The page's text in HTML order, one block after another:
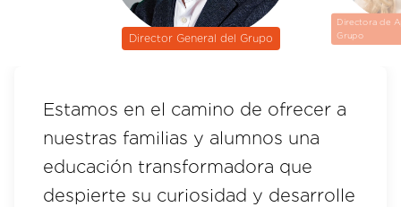
Director General del Grupo
Directora de
Grupo
Estamos en el camino de ofrecer a
nuestras familias y alumnos una
educación transformadora que
despierte su curiosidad y desarrolle